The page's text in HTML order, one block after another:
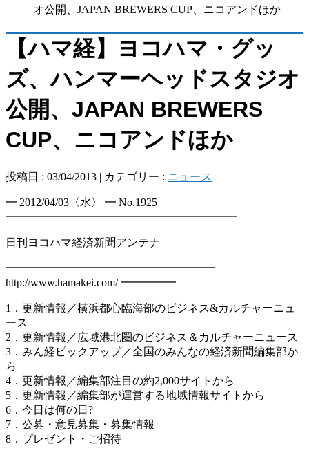
オ公開、JAPAN BREWERS CUP、ニコアンドほか
【ハマ経】ヨコハマ・グッ
ズ、ハンマーヘッドスタジオ
公開、JAPAN BREWERS
CUP、ニコアンドほか
投稿日 : 03/04/2013 | カテゴリー : ニュース
━ 2012/04/03〈水〉 ━ No.1925
━━━━━━━━━━━━━━━━━━━━━
日刊ヨコハマ経済新聞アンテナ
━━━━━━━━━━━━━━━━━━━
http://www.hamakei.com/ ━━━━━
1．更新情報／横浜都心臨海部のビジネス&カルチャーニュ
ース
2．更新情報／広域港北圏のビジネス＆カルチャーニュース
3．みん経ピックアップ／全国のみんなの経済新聞編集部か
ら
4．更新情報／編集部注目の約2,000サイトから
5．更新情報／編集部が運営する地域情報サイトから
6．今日は何の日?
7．公募・意見募集・募集情報
8．プレゼント・ご招待